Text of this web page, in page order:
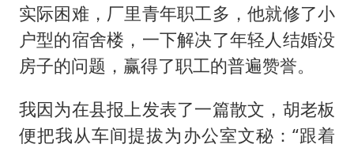
实际困难，厂里青年职工多，他就修了小
户型的宿舍楼，一下解决了年轻人结婚没
房子的问题，赢得了职工的普遍赞誉。
我因为在县报上发表了一篇散文，胡老板
便把我从车间提拔为办公室文秘：“跟着